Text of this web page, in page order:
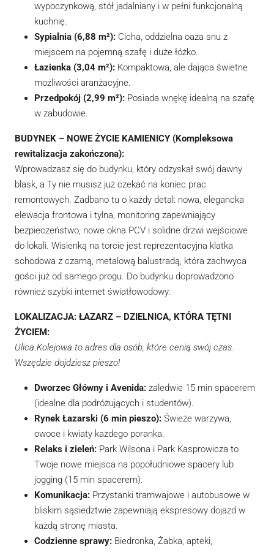
wypoczynkową, stół jadalniany i w pełni funkcjonalną
kuchnię.
Sypialnia (6,88 m²): Cicha, oddzielna oaza snu z
miejscem na pojemną szafę i duże łóżko.
Łazienka (3,04 m²): Kompaktowa, ale dająca świetne
możliwości aranżacyjne.
Przedpokój (2,99 m²): Posiada wnękę idealną na szafę
w zabudowie.
BUDYNEK – NOWE ŻYCIE KAMIENICY (Kompleksowa
rewitalizacja zakończona):
Wprowadzasz się do budynku, który odzyskał swój dawny
blask, a Ty nie musisz już czekać na koniec prac
remontowych. Zadbano tu o każdy detal: nowa, elegancka
elewacja frontowa i tylna, monitoring zapewniający
bezpieczeństwo, nowe okna PCV i solidne drzwi wejściowe
do lokali. Wisienką na torcie jest reprezentacyjna klatka
schodowa z czarną, metalową balustradą, która zachwyca
gości już od samego progu. Do budynku doprowadzono
również szybki internet światłowodowy.
LOKALIZACJA: ŁAZARZ – DZIELNICA, KTÓRA TĘTNI
ŻYCIEM:
Ulica Kolejowa to adres dla osób, które cenią swój czas.
Wszędzie dojdziesz pieszo!
Dworzec Główny i Avenida: zaledwie 15 min spacerem
(idealne dla podróżujących i studentów).
Rynek Łazarski (6 min pieszo): Świeże warzywa,
owoce i kwiaty każdego poranka.
Relaks i zieleń: Park Wilsona i Park Kasprowicza to
Twoje nowe miejsca na popołudniowe spacery lub
jogging (15 min spacerem).
Komunikacja: Przystanki tramwajowe i autobusowe w
bliskim sąsiedztwie zapewniają ekspresowy dojazd w
każdą stronę miasta.
Codzienne sprawy: Biedronka, Żabka, apteki,